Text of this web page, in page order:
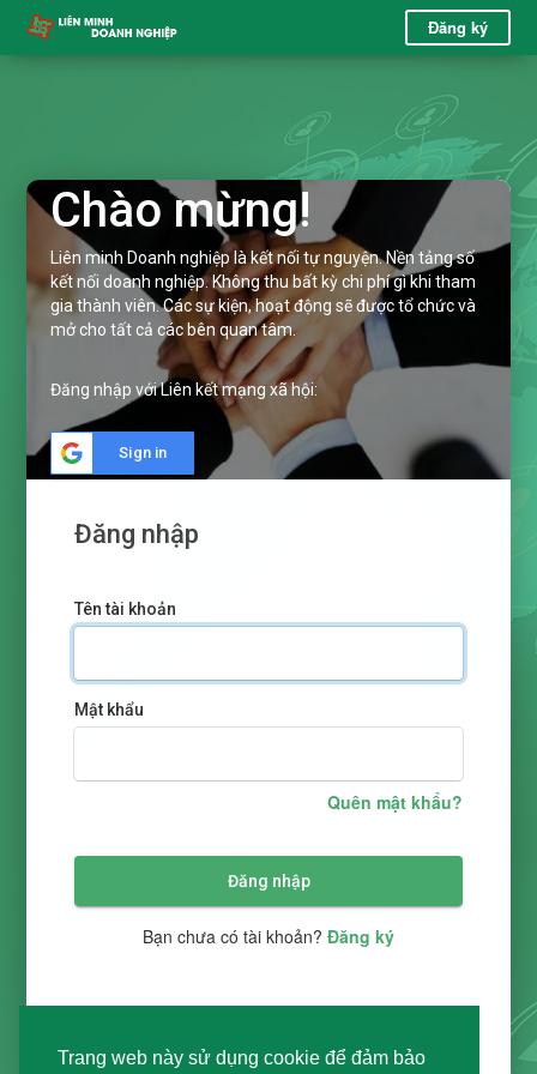
Trang web này sử dụng cookie để đảm bảo
Đăng ký
Chào mừng!
Liên minh Doanh nghiệp là kết nối tự nguyện. Nền tảng số
kết nối doanh nghiệp. Không thu bất kỳ chi phí gì khi tham
gia thành viên. Các sự kiện, hoạt động sẽ được tổ chức và
mở cho tất cả các bên quan tâm.
Đăng nhập với Liên kết mạng xã hội:
Sign in
Đăng nhập
Tên tài khoản
Mật khẩu
Quên mật khẩu?
Đăng nhập
Bạn chưa có tài khoản? Đăng ký